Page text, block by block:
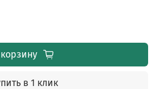
в 1 клик